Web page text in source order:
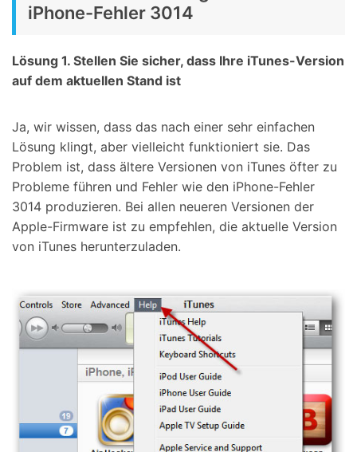
iPhone-Fehler 3014
Lösung 1. Stellen Sie sicher, dass Ihre iTunes-Version
auf dem aktuellen Stand ist
Ja, wir wissen, dass das nach einer sehr einfachen
Lösung klingt, aber vielleicht funktioniert sie. Das
Problem ist, dass ältere Versionen von iTunes öfter zu
Probleme führen und Fehler wie den iPhone-Fehler
3014 produzieren. Bei allen neueren Versionen der
Apple-Firmware ist zu empfehlen, die aktuelle Version
von iTunes herunterzuladen.